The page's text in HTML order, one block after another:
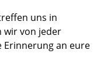
uns in
wir von jeder
Erinnerung an eure